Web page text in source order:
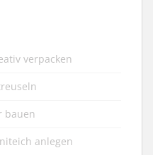
verpacken
bauen
anlegen